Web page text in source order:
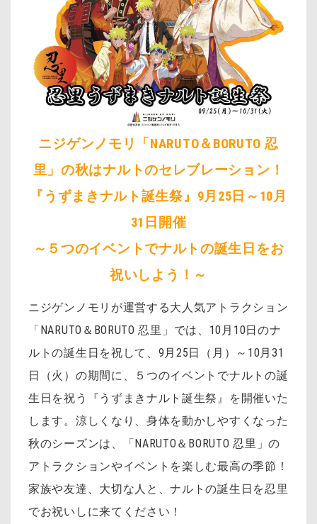
ニジゲンノモリ「NARUTO＆BORUTO 忍
里」の秋はナルトのセレブレーション！
『うずまきナルト誕生祭』9月25日～10月
31日開催
～５つのイベントでナルトの誕生日をお
祝いしよう！～
ニジゲンノモリが運営する大人気アトラクション
「NARUTO＆BORUTO 忍里」では、10月10日のナ
ルトの誕生日を祝して、9月25日（月）～10月31
日（火）の期間に、５つのイベントでナルトの誕
生日を祝う『うずまきナルト誕生祭』を開催いた
します。涼しくなり、身体を動かしやすくなった
秋のシーズンは、「NARUTO＆BORUTO 忍里」の
アトラクションやイベントを楽しむ最高の季節！
家族や友達、大切な人と、ナルトの誕生日を忍里
でお祝いしに来てください！